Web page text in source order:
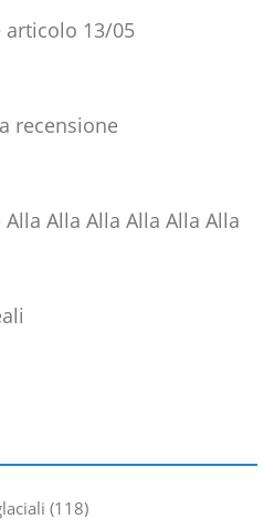
articolo 13/05
recensione
Alla Alla Alla Alla Alla Alla
118